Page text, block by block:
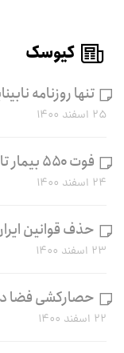
کیوسک
تنها روزنامه
۲۵ اسفند ۱۴۰۰
فوت ۵۵۰ بیمار تالاسمی در سه سال اخیر
۲۴ اسفند ۱۴۰۰
حذف قوانین
۲۳ اسفند ۱۴۰۰
حصارکشی فضا
۲۲ اسفند ۱۴۰۰